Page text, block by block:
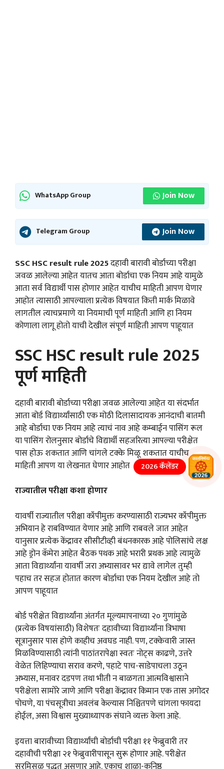
WhatsApp Group Join Now
Telegram Group Join Now
SSC HSC result rule 2025दहावी बारावी बोर्डाच्या परीक्षा
जवळ आलेल्या आहेत यातच आता बोर्डाचा एक नियम आहे यामुळे
आता सर्व विद्यार्थी पास होणार आहेत याचीच माहिती आपण घेणार
आहोत त्यासाठी आपल्याला प्रत्येक विषयात किती मार्क मिळावे
लागतील त्याचप्रमाणे या नियमाची पूर्ण माहिती आणि हा नियम
कोणाला लागू होतो याची देखील संपूर्ण माहिती आपण पाहूयात
SSC HSC result rule 2025
पूर्ण माहिती
दहावी बारावी बोर्डाच्या परीक्षा जवळ आलेल्या आहेत या संदर्भात
आता बोर्ड विद्यार्थ्यांसाठी एक मोठी दिलासादायक आनंदाची बातमी
आहे बोर्डाचा एक नियम आहे त्याचं नाव आहे कम्बाईन पासिंग रूल
या पासिंग रोलनुसार बोर्डाचे विद्यार्थी सहजरित्या आपल्या परीक्षेत
पास होऊ शकतात आणि चांगले टक्के मिळू शकतात याचीच
माहिती आपण या लेखनात घेणार आहोत
राज्यातील परीक्षा कशा होणार
यावर्षी राज्यातील परीक्षा कॉपीमुक्त करण्यासाठी राज्यभर कॉपीमुक्त
अभियान हे राबविण्यात येणार आहे आणि राबवले जात आहेत
यानुसार प्रत्येक केंद्रावर सीसीटीव्ही बंधनकारक आहे पोलिसांचे लक्ष
आहे ड्रोन कॅमेरा आहेत बैठक पथक आहे भरारी प्रथक आहे त्यामुळे
आता विद्यार्थ्यांना यावर्षी जरा अभ्यासावर भर द्यावे लागेल तुम्ही
पहाच तर सहज होतात कारण बोर्डाचा एक नियम देखील आहे तो
आपण पाहूयात
बोर्ड परीक्षेत विद्यार्थ्यांना अंतर्गत मूल्यमापनाच्या २० गुणांमुळे
(प्रत्येक विषयांसाठी) विशेषतः दहावीच्या विद्यार्थ्यांना त्रिभाषा
सूत्रानुसार पास होणे काहीच अवघड नाही. पण, टक्केवारी जास्त
मिळविण्यासाठी त्यांनी पाठांतरापेक्षा स्वतः नोट्स काढणे, उत्तरे
वेळेत लिहिण्याचा सराव करणे, पहाटे पाच-साडेपाचला उठून
अभ्यास, मनावर दडपण तथा भीती न बाळगता आत्मविश्वासाने
परीक्षेला सामोरे जाणे आणि परीक्षा केंद्रावर किमान एक तास अगोदर
पोचणे, या पंचसूत्रीचा अवलंब केल्यास निश्चितपणे चांगला फायदा
होईल, असा विश्वास मुख्याध्यापक संघाने व्यक्त केला आहे.
इयत्ता बारावीच्या विद्यार्थ्यांची बोर्डाची परीक्षा ११ फेब्रुवारी तर
दहावीची परीक्षा २१ फेब्रुवारीपासून सुरू होणार आहे. परीक्षेत
2026 कॅलेंडर